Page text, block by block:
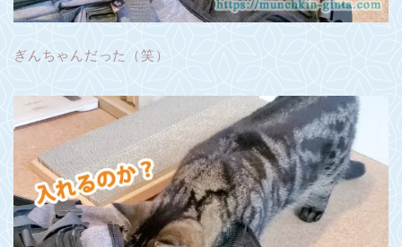
ぎんちゃんだった（笑）